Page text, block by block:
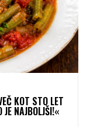
KOT STO LET
JE NAJBOLJŠI!«